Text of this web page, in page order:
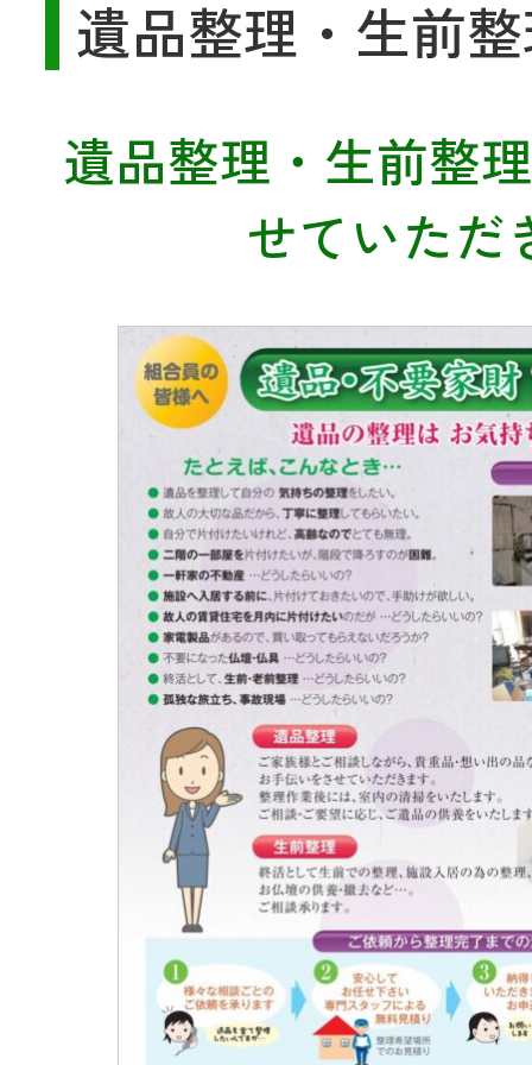
遺品整理・生前
遺品整理・生前整
せていただ